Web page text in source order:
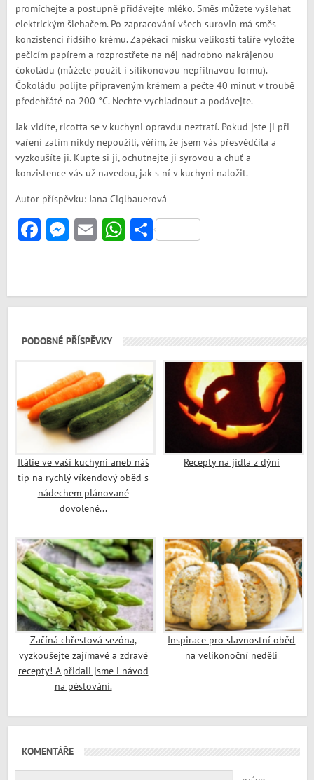
promíchejte a postupně přidávejte mléko. Směs můžete vyšlehat
elektrickým šlehačem. Po zapracování všech surovin má směs
konzistenci řidšího krému. Zapékací misku velikosti talíře vyložte
pečicím papírem a rozprostřete na něj nadrobno nakrájenou
čokoládu (můžete použít i silikonovou nepřilnavou formu).
Čokoládu polijte připraveným krémem a pečte 40 minut v troubě
předehřáté na 200 °C. Nechte vychladnout a podávejte.
Jak vidíte, ricotta se v kuchyni opravdu neztratí. Pokud jste ji při
vaření zatím nikdy nepoužili, věřím, že jsem vás přesvědčila a
vyzkoušíte ji. Kupte si ji, ochutnejte ji syrovou a chuť a
konzistence vás už navedou, jak s ní v kuchyni naložit.
Autor příspěvku: Jana Ciglbauerová
Facebook
Messenger
EmailWhatsApp
Share
PODOBNÉ PŘÍSPĚVKY
Itálie ve vaší kuchyni aneb náš
tip na rychlý víkendový oběd s
nádechem plánované
dovolené...
Recepty na jídla z dýní
Začíná chřestová sezóna,
vyzkoušejte zajímavé a zdravé
recepty! A přidali jsme i návod
na pěstování.
Inspirace pro slavnostní oběd
na velikonoční neděli
KOMENTÁŘE